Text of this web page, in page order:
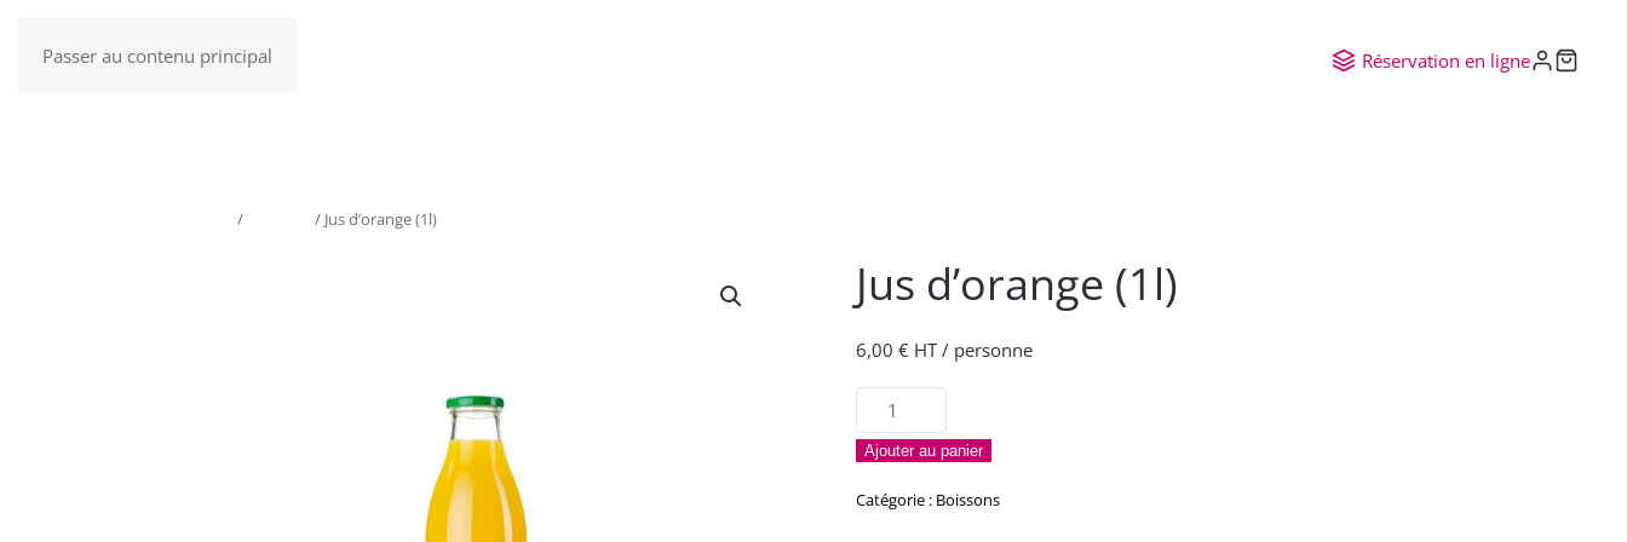
Passer au contenu principal
Menu Réservation en ligne
/ / Jus d’orange (1l)
Jus d’orange (1l)
6,00 € HT / personne
quantité
de
Jus
d'orange
Ajouter au panier
Catégorie : Boissons